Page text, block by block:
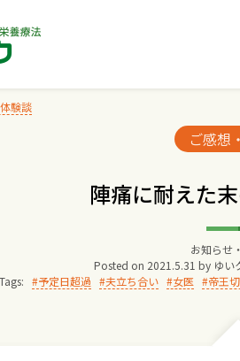
験談
ご感想
陣痛に耐えた
お知らせ
Posted on 2021.5.31 by ゆい
Tags:
予定日超過 夫立ち合い 女医 帝王
院長から
ゆいクリニ
診